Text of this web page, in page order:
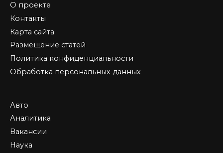
О проекте
Контакты
Карта сайта
Размещение статей
Политика конфиденциальности
Обработка персональных данных
Авто
Аналитика
Вакансии
Наука